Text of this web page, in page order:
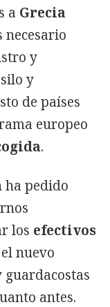
a Grecia
necesario
y
y
de países
europeo
.
ha pedido
los efectivos
nuevo
antes.